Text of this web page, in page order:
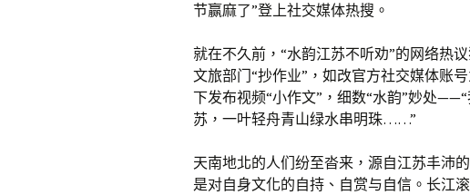
节赢麻了”登上社交媒体热搜。
就在不久前，“水韵江苏不听劝”的网络热
文旅部门“抄作业”，如改官方社交媒体账
下发布视频“小作文”，细数“水韵”妙处
苏，一叶轻舟青山绿水串明珠……”
天南地北的人们纷至沓来，源自江苏丰沛
是对自身文化的自持、自赏与自信。长江